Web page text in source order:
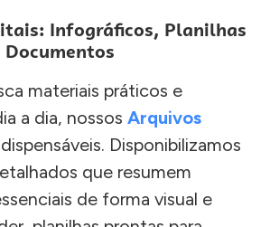
Infográficos, Planilhas
Documentos
materiais práticos e
a dia, nossos Arquivos
Disponibilizamos
que resumem
de forma visual e